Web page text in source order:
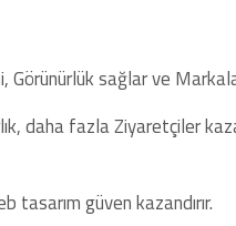
sağlar ve
daha fazla Ziyaretçiler
güven kazandırır.